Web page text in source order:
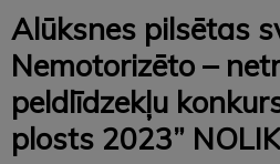
Alūksnes pilsētas
Nemotorizēto –
peldlīdzekļu
plosts 2023”